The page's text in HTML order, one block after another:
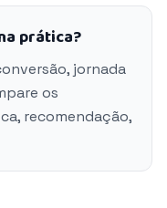
prática?
jornada
os
recomendação,